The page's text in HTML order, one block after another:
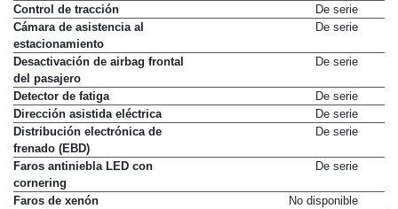
Control de tracción
De serie
Cámara de asistencia al
estacionamiento
De serie
Desactivación de airbag frontal
del pasajero
De serie
Detector de fatiga
De serie
Dirección asistida eléctrica
De serie
Distribución electrónica de
frenado (EBD)
De serie
Faros antiniebla LED con
cornering
De serie
Faros de xenón
No disponible